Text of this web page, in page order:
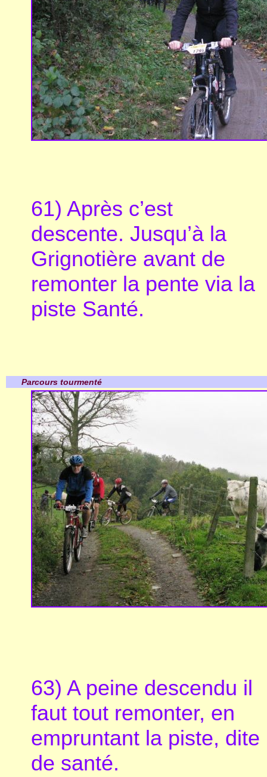
61) Après c’est
descente. Jusqu’à la
Grignotière avant de
remonter la pente via la
piste Santé.
Parcours tourmenté
63) A peine descendu il
faut tout remonter, en
empruntant la piste, dite
de santé.